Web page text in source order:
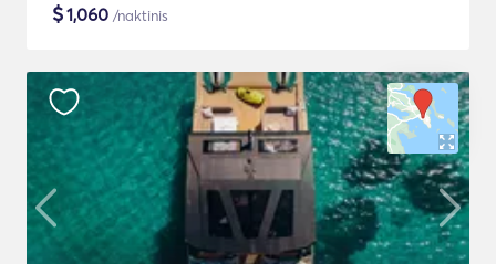
$1,060 /naktinis